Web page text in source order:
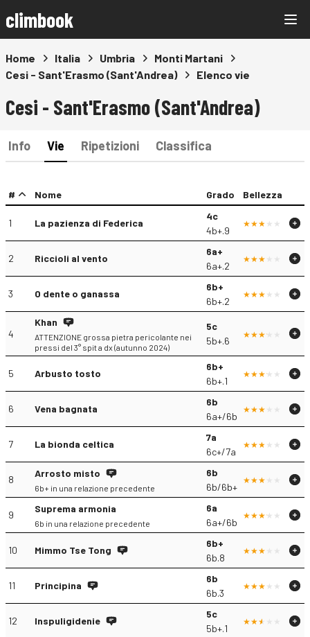
climbook
Home Italia Umbria
Monti Martani
Cesi - Sant'Erasmo (Sant'Andrea)
Elenco vie
Cesi - Sant'Erasmo (Sant'Andrea)
Info Vie Ripetizioni Classifica
# Nome Grado Bellezza
1 La pazienza di Federica
4c
4b+.9
2 Riccioli al vento
6a+
6a+.2
3 O dente o ganassa
6b+
6b+.2
4
Khan
ATTENZIONE grossa pietra pericolante nei
pressi del 3° spit a dx (autunno 2024)
5c
5b+.6
5 Arbusto tosto
6b+
6b+.1
6 Vena bagnata
6b
6a+/6b
7 La bionda celtica
7a
6c+/7a
8
Arrosto misto
6b+ in una relazione precedente
6b
6b/6b+
9
Suprema armonia
6b in una relazione precedente
6a
6a+/6b
10 Mimmo Tse Tong
6b+
6b.8
11 Principina
6b
6b.3
12 Inspuligidenie
5c
5b+.1